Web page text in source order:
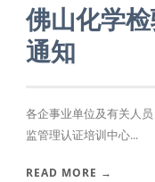
佛山化学
通知
各企事业单位及有关人
监管理认证培训中心...
READ MORE →